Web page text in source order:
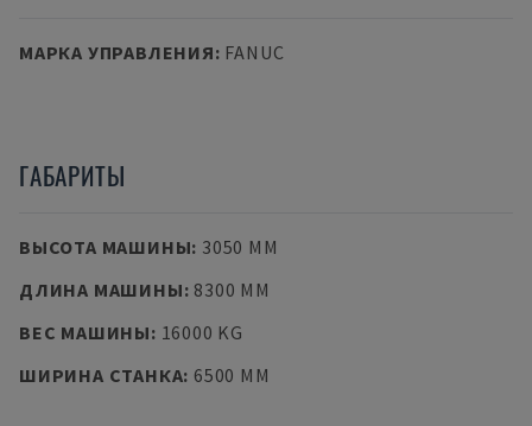
МАРКА УПРАВЛЕНИЯ: FANUC
ГАБАРИТЫ
ВЫСОТА МАШИНЫ: 3050 MM
ДЛИНА МАШИНЫ: 8300 MM
ВЕС МАШИНЫ: 16000 KG
ШИРИНА СТАНКА: 6500 MM